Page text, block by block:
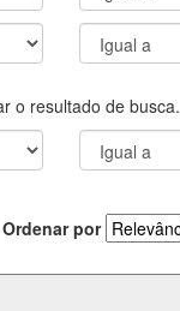
o resultado de busca.
Ordenar por